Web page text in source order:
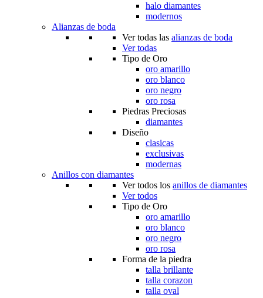
halo diamantes
modernos
Alianzas de boda
Ver todas las alianzas de boda
Ver todas
Tipo de Oro
oro amarillo
oro blanco
oro negro
oro rosa
Piedras Preciosas
diamantes
Diseño
clasicas
exclusivas
modernas
Anillos con diamantes
Ver todos los anillos de diamantes
Ver todos
Tipo de Oro
oro amarillo
oro blanco
oro negro
oro rosa
Forma de la piedra
talla brillante
talla corazon
talla oval